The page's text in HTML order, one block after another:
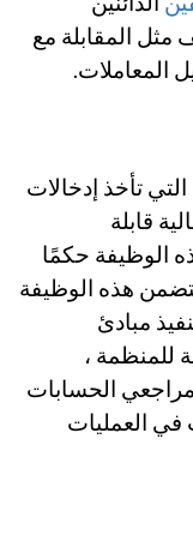
مثل المقابلة مع
المعاملات.
التي تأخذ إدخالات
قابلة
الوظيفة حكمًا
هذه الوظيفة
مبادئ
للمنظمة ،
الحسابات
في العمليات